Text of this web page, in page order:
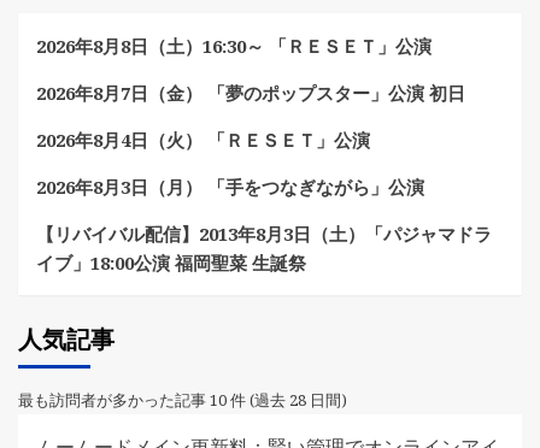
2026年8月8日（土）16:30～ 「ＲＥＳＥＴ」公演
2026年8月7日（金） 「夢のポップスター」公演 初日
2026年8月4日（火） 「ＲＥＳＥＴ」公演
2026年8月3日（月） 「手をつなぎながら」公演
【リバイバル配信】2013年8月3日（土）「パジャマドラ
イブ」18:00公演 福岡聖菜 生誕祭
人気記事
最も訪問者が多かった記事 10 件 (過去 28 日間)